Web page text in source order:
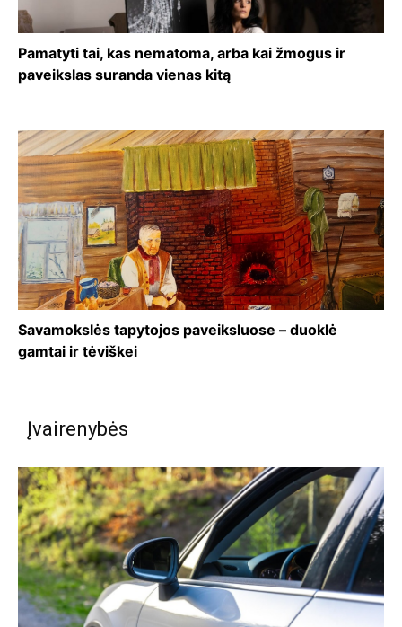
Pamatyti tai, kas nematoma, arba kai žmogus ir
paveikslas suranda vienas kitą
Savamokslės tapytojos paveiksluose – duoklė
gamtai ir tėviškei
Įvairenybės